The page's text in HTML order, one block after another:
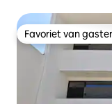
Favoriet van
Favoriet van